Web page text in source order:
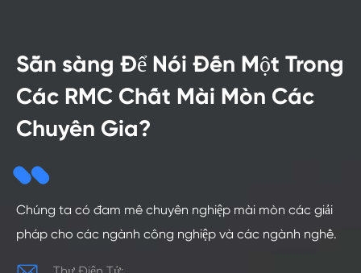
Sẵn sàng Để Nói Đến Một Trong
Các RMC Chất Mài Mòn Các
Chuyên Gia?
Chúng ta có đam mê chuyên nghiệp mài mòn các giải
pháp cho các ngành công nghiệp và các ngành nghề.